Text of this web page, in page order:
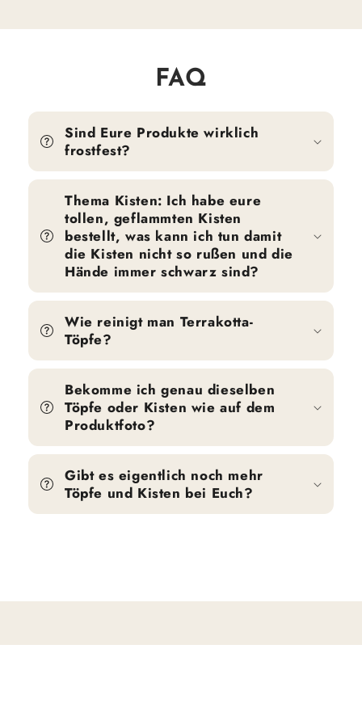
FAQ
Sind Eure Produkte wirklich
frostfest?
Thema Kisten: Ich habe eure
tollen, geflammten Kisten
bestellt, was kann ich tun damit
die Kisten nicht so rußen und die
Hände immer schwarz sind?
Wie reinigt man Terrakotta-
Töpfe?
Bekomme ich genau dieselben
Töpfe oder Kisten wie auf dem
Produktfoto?
Gibt es eigentlich noch mehr
Töpfe und Kisten bei Euch?